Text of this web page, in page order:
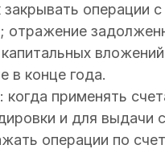
операции
отражение
в конце года.
применять
и для выдачи
операции по